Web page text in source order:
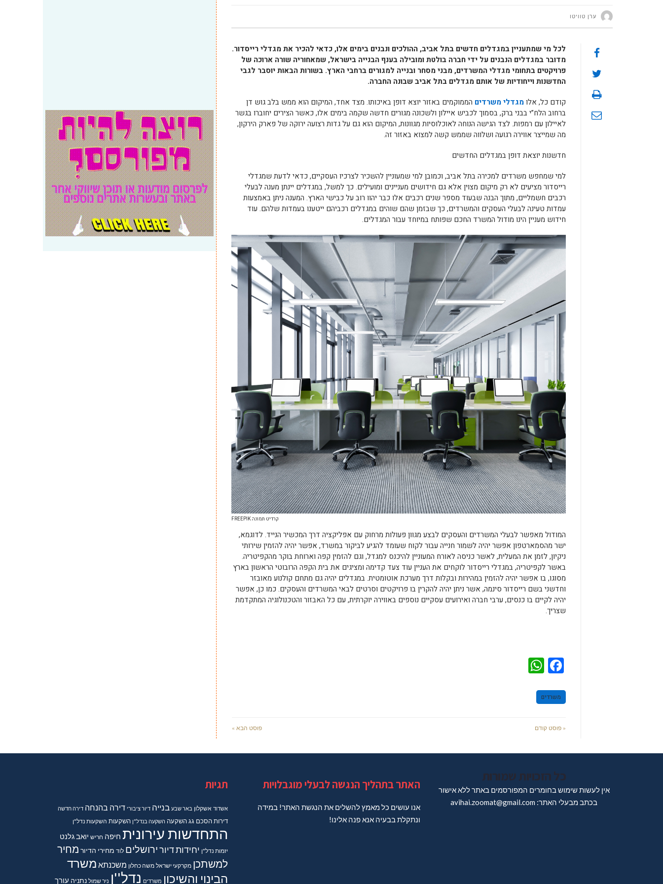
ערן טוויטו
לכל מי שמתעניין במגדלים חדשים בתל אביב, ההולכים ונבנים בימים אלו, כדאי להכיר את מגדלי רייסדור.
מדובר במגדלים הנבנים על ידי חברה בולטת ומובילה בענף הבנייה בישראל, שמאחוריה שורה ארוכה של
פרויקטים בתחומי מגדלי המשרדים, מבני מסחר ובנייה למגורים ברחבי הארץ. בשורות הבאות יוסבר לגבי
החדשנות וייחודיות של אותם מגדלים בתל אביב שבונה החברה.
קודם כל, אלומגדלי משרדים הממוקמים באזור יוצא דופן באיכותו. מצד אחד, המיקום הוא ממש בלב גוש דן
ברחוב הלח”י בבני ברק, בסמוך לכביש איילון ולשכונה מגורים חדשה שקמה בימים אלו, כאשר הצירים יחוברו בגשר
לאיילון עם רמפות. לצד הגישה הנוחה לאוכלוסיות מגוונות, המיקום הוא גם על גדות רצועה ירוקה של פארק הירקון,
מה שמייצר אווירה רגועה ושלווה שממש קשה למצוא באזור זה.
חדשנות יוצאת דופן במגדלים החדשים
למי שמחפש משרדים למכירה בתל אביב, וכמובן למי שמעוניין להשכיר לצרכיו העסקיים, כדאי לדעת שמגדלי
רייסדור מציעים לא רק מיקום מצוין אלא גם חידושים מעניינים ומועילים. כך למשל, במגדלים יינתן מענה לבעלי
רכבים חשמליים, מתוך הבנה שבעוד מספר שנים רכבים אלו כבר יהוו רוב על כבישי הארץ. המענה ניתן באמצעות
עמדות טעינה לבעלי העסקים והמשרדים, כך שבזמן שהם שוהים במגדלים רכביהם ייטענו בעמדות שלהם. עוד
חידוש מעניין הינו מודול המשרד החכם שפותח במיוחד עבור המגדלים.
קרדיט תמונה FREEPIK
המודול מאפשר לבעלי המשרדים והעסקים לבצע מגוון פעולות מרחוק עם אפליקציה דרך המכשיר הנייד. לדוגמא,
ישר מהסמארטפון אפשר יהיה לשמור חנייה עבור לקוח שעומד להגיע לביקור במשרד, אפשר יהיה להזמין שירותי
ניקיון, לזמן את המעלית, לאשר כניסה לאורח המעוניין להיכנס למגדל, וגם להזמין קפה וארוחת בוקר מהקפיטריה.
באשר לקפיטריה, במגדלי רייסדור לוקחים את העניין עוד צעד קדימה ומציגים את בית הקפה הרובוטי הראשון בארץ
מסוגו, בו אפשר יהיה להזמין במהירות ובקלות דרך מערכת אוטומטית. במגדלים יהיה גם מתחם קולנוע מאובזר
וחדשני בשם רייסדור סינמה, אשר ניתן יהיה להקרין בו פרויקטים וסרטים לבאי המשרדים והעסקים. כמו כן, אפשר
יהיה לקיים בו כנסים, ערבי חברה ואירועים עסקיים נוספים באווירה יוקרתית, עם כל האבזור והטכנולוגיה המתקדמת
שצריך.
Facebook
משרדים
« פוסט קודם פוסט הבא »
כל הזכויות שמורות
אין לעשות שימוש בחומרים המפורסמים באתר ללא אישור
בכתב מבעלי האתר: avihai.zoomat@gmail.com
האתר בתהליך הנגשה לבעלי מוגבלויות
אנו עושים כל מאמץ להשלים את הנגשת האתר! במידה
ונתקלת בבעיה אנא פנה אלינו!
תגיות
אשדוד אשקלון באר שבע בנייה דיור ציבורי דירה בהנחה דירה חדשה
דירותהסכם גגהשקעה השקעה בנדל"ן השקעות השקעות נדל"ן
התחדשות עירונית חיפה חריש יואב גלנט
יזמות נדל"ן יחידות דיורירושלים לוד מחירי הדיור מחיר
למשתכן מקרקעי ישראל משה כחלון משכנתא משרד
הבינוי והשיכון משרדים נדל''ן ניר שמול נתניה עורך